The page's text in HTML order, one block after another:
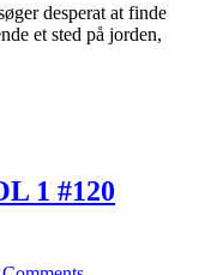
desperat at finde
et sted på jorden,
1 #120